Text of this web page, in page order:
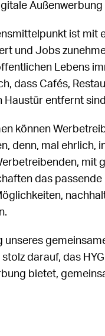
ist mit
und Jobs
Lebens
dass Cafés,
Haustür entfernt
können
denn, mal ehrlich,
mit
das
darauf, das
bietet,